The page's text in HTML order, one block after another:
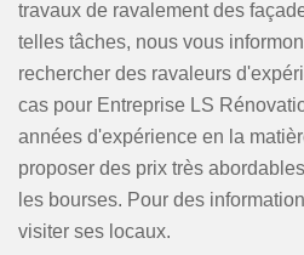
travaux de ravalement des
telles tâches, nous vous
rechercher des ravaleurs
cas pour Entreprise LS
années d'expérience en la
proposer des prix très
les bourses. Pour des
visiter ses locaux.